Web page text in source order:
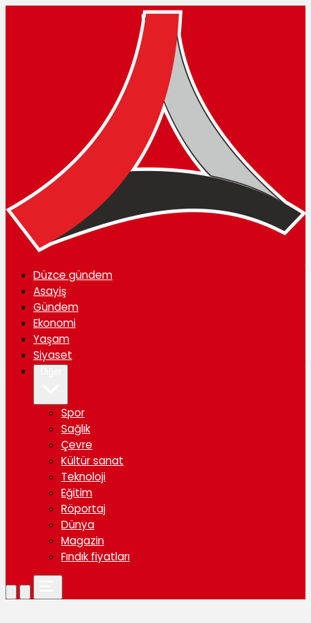
Düzce gündem
Asayiş
Gündem
Ekonomi
Yaşam
Siyaset
Spor
Sağlık
Çevre
Kültür sanat
Teknoloji
Eğitim
Röportaj
Dünya
Magazin
Fındık fiyatları